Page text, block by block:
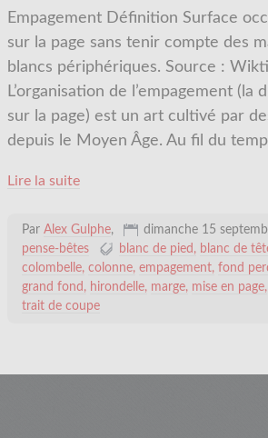
Empagement Définition Surface
sur la page sans tenir compte des
blancs périphériques. Source :
L’organisation de l’empagement (la
sur la page) est un art cultivé par
depuis le Moyen Âge. Au fil du
Lire la suite
Par Alex Gulphe, dimanche 15
pense-bêtes
blanc de pied blanc de
colombelle colonne empagement fond
grand fond
hirondelle marge mise en page
trait de coupe